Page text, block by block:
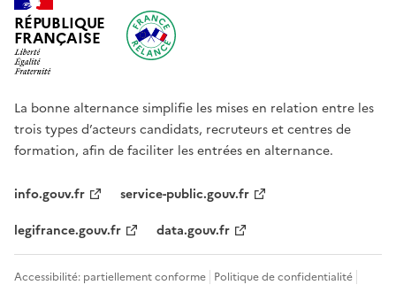
RÉPUBLIQUE
FRANÇAISE
La bonne alternance simplifie les mises en relation entre les
trois types d’acteurs candidats, recruteurs et centres de
formation, afin de faciliter les entrées en alternance.
info.gouv.fr service-public.gouv.fr
legifrance.gouv.fr data.gouv.fr
Accessibilité: partiellement conforme Politique de confidentialité